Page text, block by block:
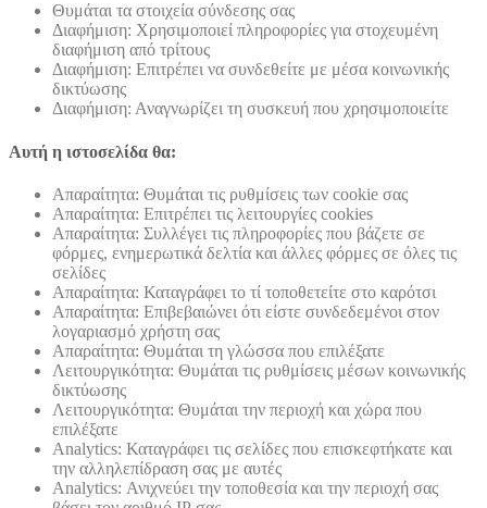
Θυμάται τα στοιχεία σύνδεσης σας
Διαφήμιση: Χρησιμοποιεί πληροφορίες για στοχευμένη
διαφήμιση από τρίτους
Διαφήμιση: Επιτρέπει να συνδεθείτε με μέσα κοινωνικής
δικτύωσης
Διαφήμιση: Αναγνωρίζει τη συσκευή που χρησιμοποιείτε
Αυτή η ιστοσελίδα θα:
Απαραίτητα: Θυμάται τις ρυθμίσεις των cookie σας
Απαραίτητα: Επιτρέπει τις λειτουργίες cookies
Απαραίτητα: Συλλέγει τις πληροφορίες που βάζετε σε
φόρμες, ενημερωτικά δελτία και άλλες φόρμες σε όλες τις
σελίδες
Απαραίτητα: Καταγράφει το τί τοποθετείτε στο καρότσι
Απαραίτητα: Επιβεβαιώνει ότι είστε συνδεδεμένοι στον
λογαριασμό χρήστη σας
Απαραίτητα: Θυμάται τη γλώσσα που επιλέξατε
Λειτουργικότητα: Θυμάται τις ρυθμίσεις μέσων κοινωνικής
δικτύωσης
Λειτουργικότητα: Θυμάται την περιοχή και χώρα που
επιλέξατε
Analytics: Καταγράφει τις σελίδες που επισκεφτήκατε και
την αλληλεπίδραση σας με αυτές
Analytics: Ανιχνεύει την τοποθεσία και την περιοχή σας